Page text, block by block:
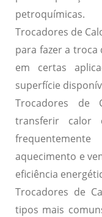
petroquímicas.
Trocadores de
para fazer a troca
em certas
superfície
Trocadores de
transferir
aquecimento e
eficiência
Trocadores de
tipos mais